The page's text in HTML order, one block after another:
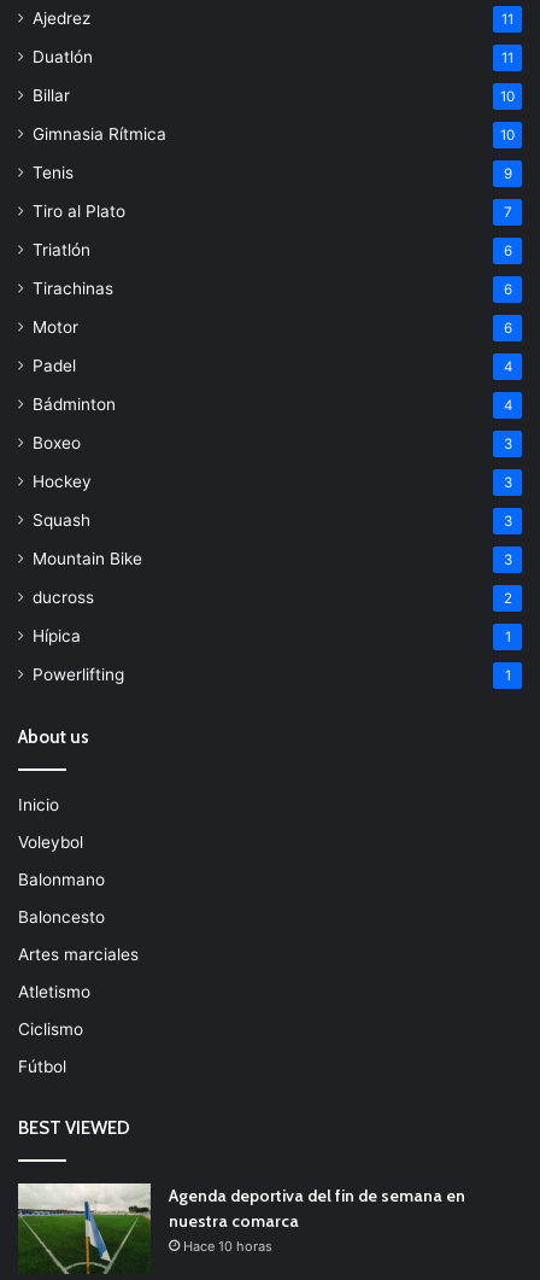
Ajedrez 11
Duatlón 11
Billar 10
Gimnasia Rítmica 10
Tenis 9
Tiro al Plato 7
Triatlón 6
Tirachinas 6
Motor 6
Padel 4
Bádminton 4
Boxeo 3
Hockey 3
Squash 3
Mountain Bike 3
ducross 2
Hípica 1
Powerlifting 1
About us
Inicio
Voleybol
Balonmano
Baloncesto
Artes marciales
Atletismo
Ciclismo
Fútbol
BEST VIEWED
Agenda deportiva del fin de semana en
nuestra comarca
Hace 10 horas